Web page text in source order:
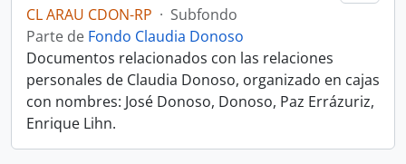
CL ARAU CDON-RP · Subfondo
Parte de Fondo Claudia Donoso
Documentos relacionados con las relaciones
personales de Claudia Donoso, organizado en cajas
con nombres: José Donoso, Donoso, Paz Errázuriz,
Enrique Lihn.